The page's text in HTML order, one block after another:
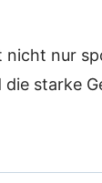
nur
starke